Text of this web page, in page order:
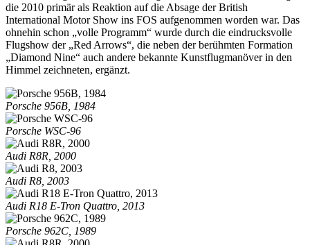
die 2010 primär als Reaktion auf die Absage der British
International Motor Show ins FOS aufgenommen worden war. Das
ohnehin schon „volle Programm“ wurde durch die eindrucksvolle
Flugshow der „Red Arrows“, die neben der berühmten Formation
„Diamond Nine“ auch andere bekannte Kunstflugmanöver in den
Himmel zeichneten, ergänzt.
Porsche 956B, 1984
Porsche WSC-96
Audi R8R, 2000
Audi R8, 2003
Audi R18 E-Tron Quattro, 2013
Porsche 962C, 1989